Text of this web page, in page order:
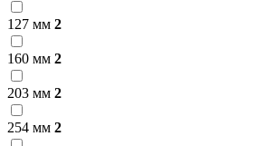
127 мм 2
160 мм 2
203 мм 2
254 мм 2